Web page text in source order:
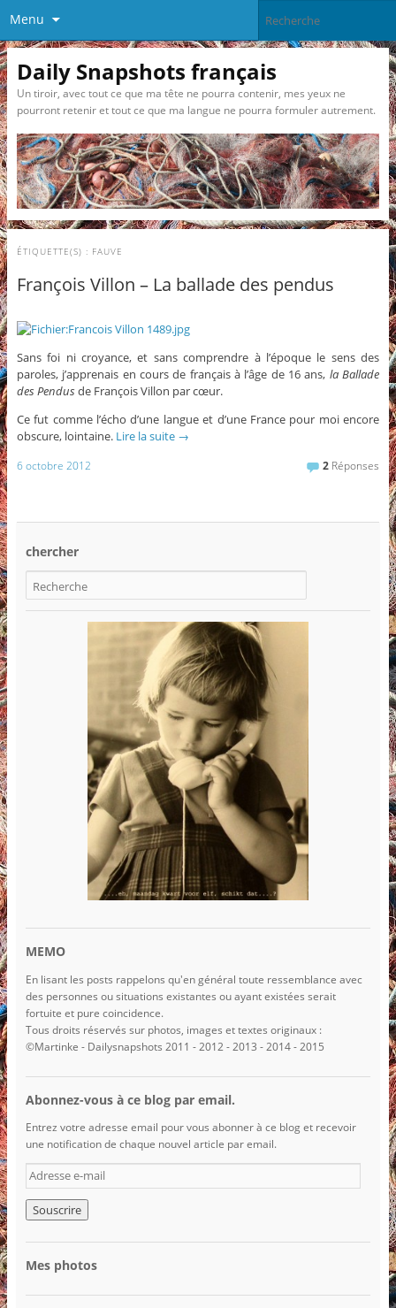
Menu
Daily Snapshots français
Un tiroir, avec tout ce que ma tête ne pourra contenir, mes yeux ne
pourront retenir et tout ce que ma langue ne pourra formuler autrement.
ÉTIQUETTE(S) : FAUVE
François Villon – La ballade des pendus
Sans foi ni croyance, et sans comprendre à l’époque le sens des
paroles, j’apprenais en cours de français à l’âge de 16 ans, la Ballade
des Pendusde François Villon par cœur.
Ce fut comme l’écho d’une langue et d’une France pour moi encore
obscure, lointaine. Lire la suite →
6 octobre 2012 2 Réponses
chercher
MEMO
En lisant les posts rappelons qu'en général toute ressemblance avec
des personnes ou situations existantes ou ayant existées serait
fortuite et pure coincidence.
Tous droits réservés sur photos, images et textes originaux :
©Martinke - Dailysnapshots 2011 - 2012 - 2013 - 2014 - 2015
Abonnez-vous à ce blog par email.
Entrez votre adresse email pour vous abonner à ce blog et recevoir
une notification de chaque nouvel article par email.
A
d
r
e
s
e
Mes photos